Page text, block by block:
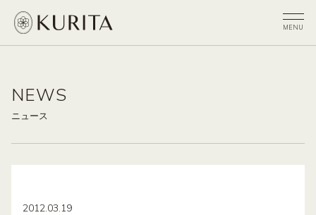
NEWS
ニュース
2012.03.19